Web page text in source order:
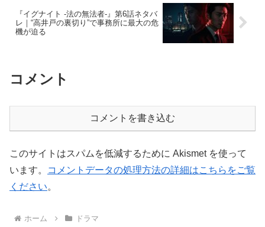
『イグナイト -法の無法者-』第6話ネタバ
レ｜“高井戸の裏切り”で事務所に最大の危
機が迫る
コメント
コメントを書き込む
このサイトはスパムを低減するために Akismet を使って
います。
コメントデータの処理方法の詳細はこちらをご覧
ください。
ホーム ドラマ